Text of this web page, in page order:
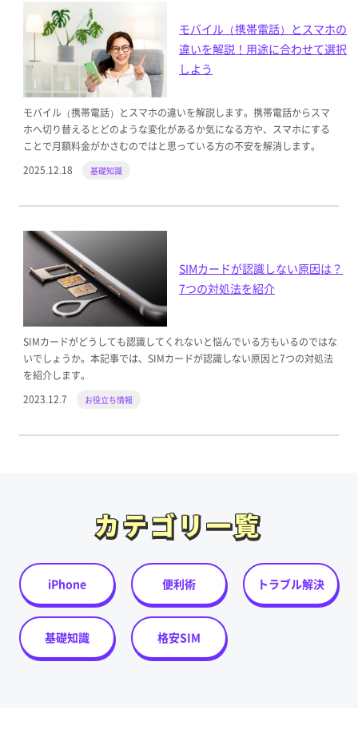
モバイル（携帯電話）とスマホの
違いを解説！用途に合わせて選択
しよう
モバイル（携帯電話）とスマホの違いを解説します。携帯電話からスマ
ホへ切り替えるとどのような変化があるか気になる方や、スマホにする
ことで月額料金がかさむのではと思っている方の不安を解消します。
2025.12.18
基礎知識
SIMカードが認識しない原因は？
7つの対処法を紹介
SIMカードがどうしても認識してくれないと悩んでいる方もいるのではな
いでしょうか。本記事では、SIMカードが認識しない原因と7つの対処法
を紹介します。
2023.12.7
お役立ち情報
カテゴリ一覧
カテゴリ一覧
iPhone 便利術 トラブル解決
基礎知識 格安SIM